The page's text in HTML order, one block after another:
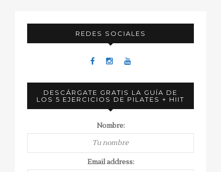
REDES SOCIALES
DESCÁRGATE GRATIS LA GUÍA DE
LOS 5 EJERCICIOS DE PILATES + HIIT
Nombre:
Email address: